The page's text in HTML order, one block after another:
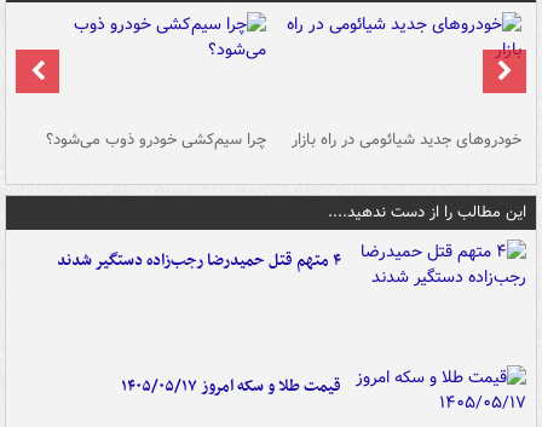
خودروهای جدید شیائومی در راه بازار چرا سیم‌کشی خودرو ذوب می‌شود؟
این مطالب را از دست ندهید....
۴ متهم قتل حمیدرضا رجب‌زاده دستگیر شدند
قیمت طلا و سکه امروز ۱۴۰۵/۰۵/۱۷